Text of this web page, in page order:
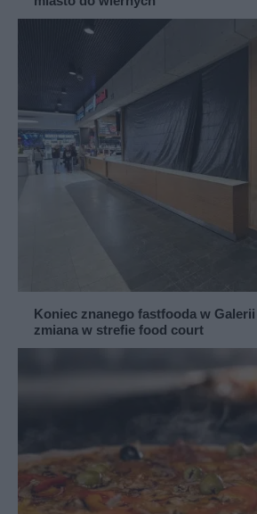
Koniec znanego fastfooda w
zmiana w strefie food court